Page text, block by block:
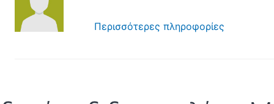
Περισσότερες πληροφορίες